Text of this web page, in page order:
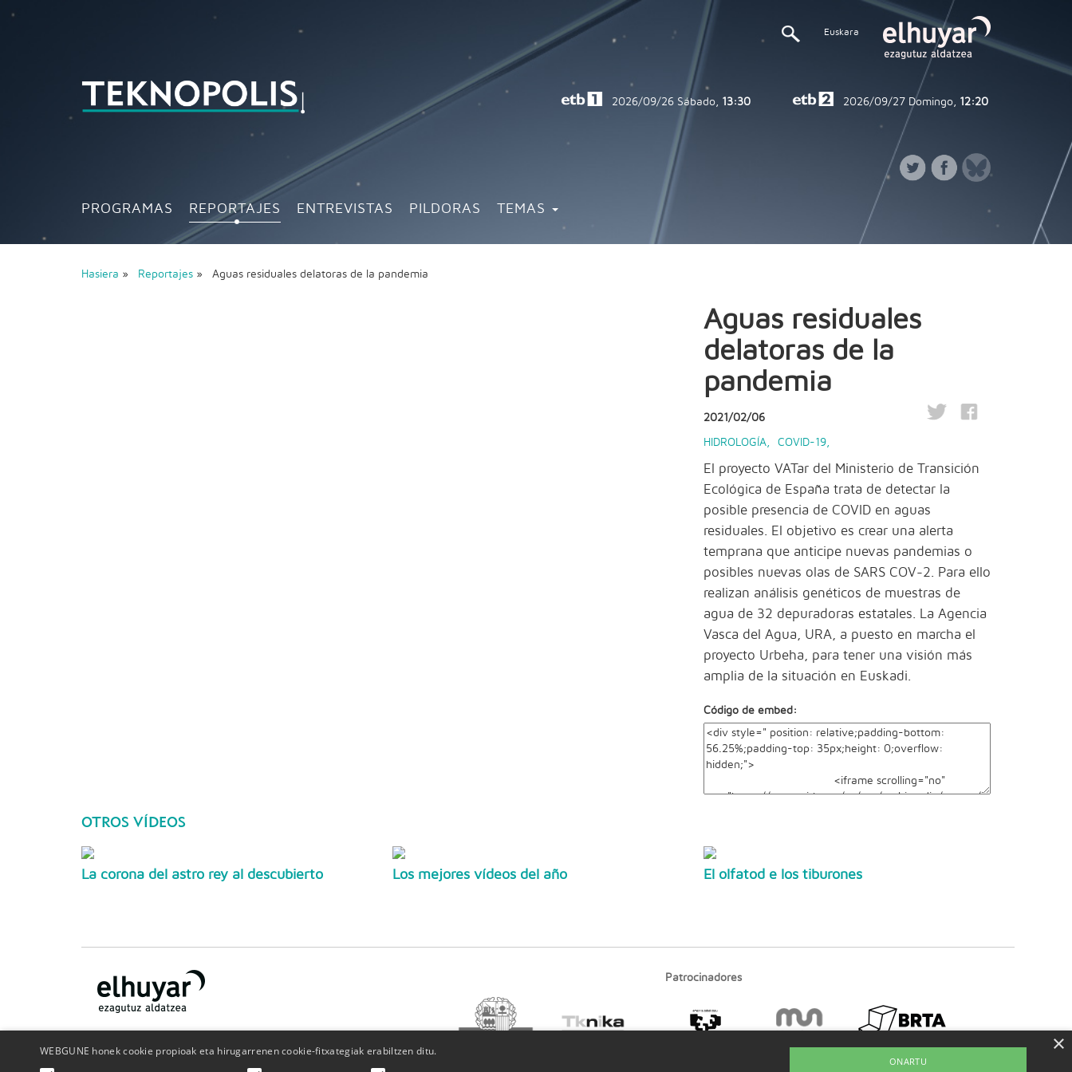
Euskara
PROGRAMAS REPORTAJES ENTREVISTAS PILDORAS TEMAS
2026/09/26 Sábado, 13:30 2026/09/27 Domingo, 12:20
Hasiera » Reportajes » Aguas residuales delatoras de la pandemia
Aguas residuales
delatoras de la
pandemia
2021/02/06
HIDROLOGÍA, COVID-19,
El proyecto VATar del Ministerio de Transición
Ecológica de España trata de detectar la
posible presencia de COVID en aguas
residuales. El objetivo es crear una alerta
temprana que anticipe nuevas pandemias o
posibles nuevas olas de SARS COV-2. Para ello
realizan análisis genéticos de muestras de
agua de 32 depuradoras estatales. La Agencia
Vasca del Agua, URA, a puesto en marcha el
proyecto Urbeha, para tener una visión más
amplia de la situación en Euskadi.
Código de embed:
OTROS VÍDEOS
La corona del astro rey al descubierto Los mejores vídeos del año El olfatod e los tiburones
¿Quiénes somos? Contacto Publicidad Politica de
Patrocinadores
WEBGUNE honek cookie propioak eta hirugarrenen cookie-fitxategiak erabiltzen ditu.
ONARTU
×